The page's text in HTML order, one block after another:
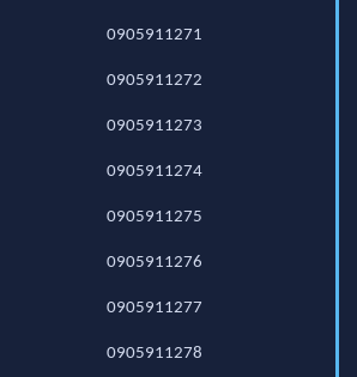
0905911271
0905911272
0905911273
0905911274
0905911275
0905911276
0905911277
0905911278